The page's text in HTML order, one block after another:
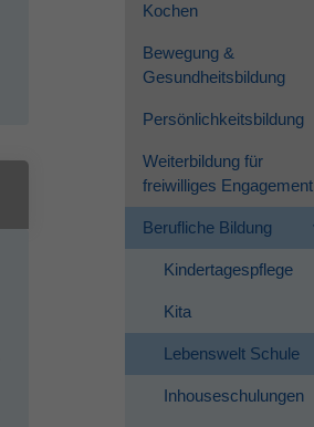
Kochen
Bewegung &
Gesundheitsbildung
Persönlichkeitsbildung
Weiterbildung für
freiwilliges Engagement
Berufliche Bildung
Kindertagespflege
Kita
Lebenswelt Schule
Inhouseschulungen